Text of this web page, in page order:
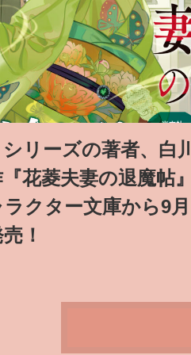
シリーズの著者、白
花菱夫妻の退魔帖
クター文庫から9月
！